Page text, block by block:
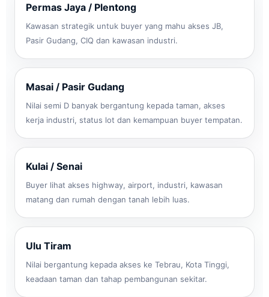
Permas Jaya / Plentong
Kawasan strategik untuk buyer yang mahu akses JB,
Pasir Gudang, CIQ dan kawasan industri.
Masai / Pasir Gudang
Nilai semi D banyak bergantung kepada taman, akses
kerja industri, status lot dan kemampuan buyer tempatan.
Kulai / Senai
Buyer lihat akses highway, airport, industri, kawasan
matang dan rumah dengan tanah lebih luas.
Ulu Tiram
Nilai bergantung kepada akses ke Tebrau, Kota Tinggi,
keadaan taman dan tahap pembangunan sekitar.